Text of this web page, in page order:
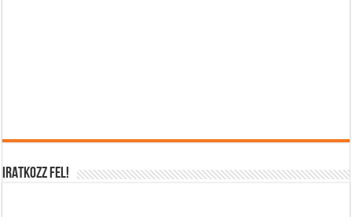
IRATKOZZ FEL!